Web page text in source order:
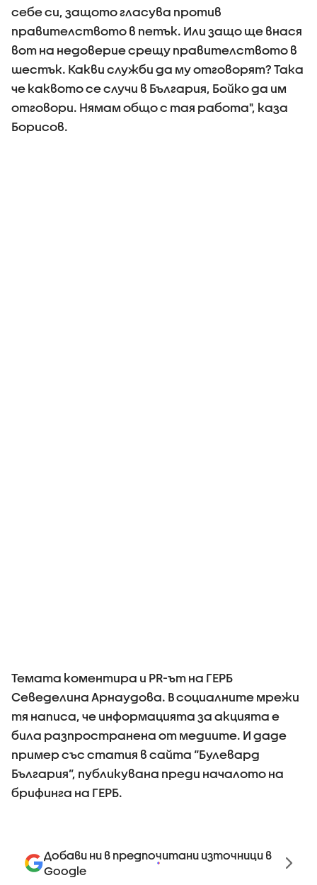
себе си, защото гласува против
правителството в петък. Или защо ще внася
вот на недоверие срещу правителството в
шестък. Какви служби да му отговорят? Така
че каквото се случи в България, Бойко да им
отговори. Нямам общо с тая работа", каза
Борисов.
Темата коментира и PR-ът на ГЕРБ
Севеделина Арнаудова. В социалните мрежи
тя написа, че информацията за акцията е
била разпространена от медиите. И даде
пример със статия в сайта “Булевард
България”, публикувана преди началото на
брифинга на ГЕРБ.
Добави ни в предпочитани източници в
Google